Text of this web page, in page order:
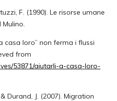
F. (1990). Le risorse umane
casa loro” non ferma i flussi
from
53871/aiutarli-a-casa-loro-
Durand, J. (2007). Migration